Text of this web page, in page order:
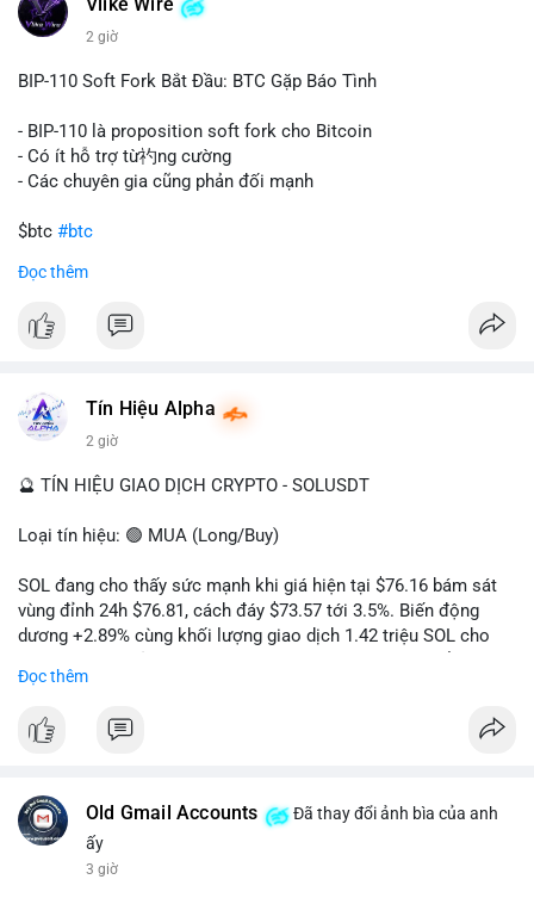
này có thể phản ánh ba kịch bản chính: thứ nhất, cá voi đang
chuẩn bị thanh khoản bằng cách chuyển lên sàn giao dịch, tạo
để nắm giữ dài hạn, thể hiện niềm tin vào xu hướng tăng; thứ
tán rủi ro. Với mức giá 65K, khối lượng này không quá lớn để
gây sốc thanh khoản tức thời, nhưng vẫn đủ sức tạo biến động
tâm lý ngắn hạn nếu hướng đến sàn tập trung.
Lời khuyên cho nhà đầu tư nhỏ lẻ:
hướng đi của dòng tiền. Tránh hành động theo cảm xúc, ưu
rõ ràng về đích đến của số BTC này.
#dongtienlon
Vlike Wire
2 giờ
BIP-110 Soft Fork Bắt Đầu: BTC Gặp Báo Tình
- BIP-110 là proposition soft fork cho Bitcoin
- Có ít hỗ trợ từ礿ng cường
- Các chuyên gia cũng phản đối mạnh
$btc #btc
#vlikevn
📰 Nguồn: CoinDesk
Đọc thêm
Tín Hiệu Alpha
2 giờ
🔮 TÍN HIỆU GIAO DỊCH CRYPTO - SOLUSDT
Loại tín hiệu: 🟢 MUA (Long/Buy)
SOL đang cho thấy sức mạnh khi giá hiện tại $76.16 bám sát
vùng đỉnh 24h $76.81, cách đáy $73.57 tới 3.5%. Biến động
dương +2.89% cùng khối lượng giao dịch 1.42 triệu SOL cho
hoàn toàn nhịp điều chỉnh.
Khuyến nghị giao dịch cụ thể:
- Mục tiêu chốt lời: TP1: 77.50, TP2: 78.80
- Cắt lỗ: 74.90 (dưới vùng hỗ trợ gần nhất)
Đọc thêm
Old Gmail Accounts
Đã thay đổi ảnh bìa của anh
ấy
3 giờ